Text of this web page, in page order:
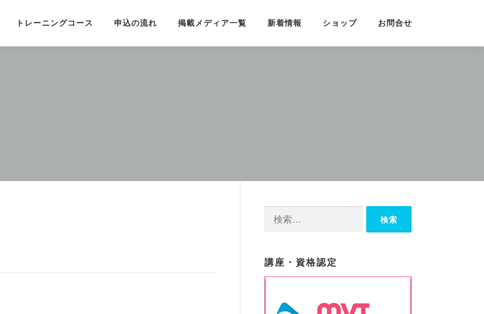
トレーニングコース 申込の流れ 掲載メディア一覧 新着情報 ショップ お問合せ
講座・資格認定